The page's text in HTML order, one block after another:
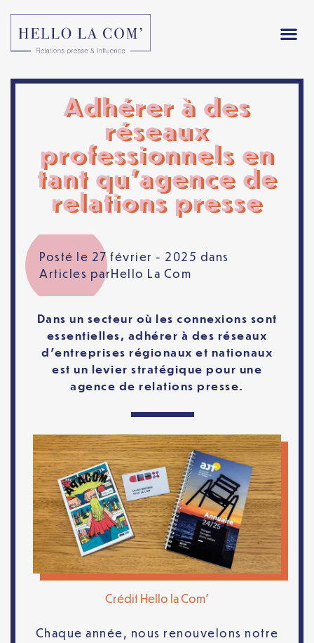
Adhérer à des
réseaux
professionnels en
tant qu’agence de
relations presse
Posté le 27 février - 2025 dans
Articles parHello La Com
Dans un secteur où les connexions sont
essentielles, adhérer à des réseaux
d’entreprises régionaux et nationaux
est un levier stratégique pour une
agence de relations presse.
Crédit Hello la Com'
Chaque année, nous renouvelons notre